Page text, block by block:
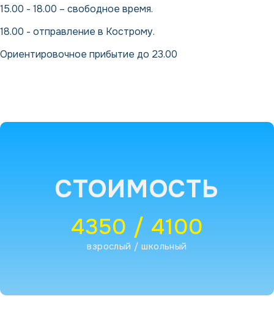
15.00 - 18.00 – свободное время.
18.00 - отправление в Кострому.
Ориентировочное прибытие до 23.00
СТОИМОСТЬ
4350 / 4100
взрослый / школьный